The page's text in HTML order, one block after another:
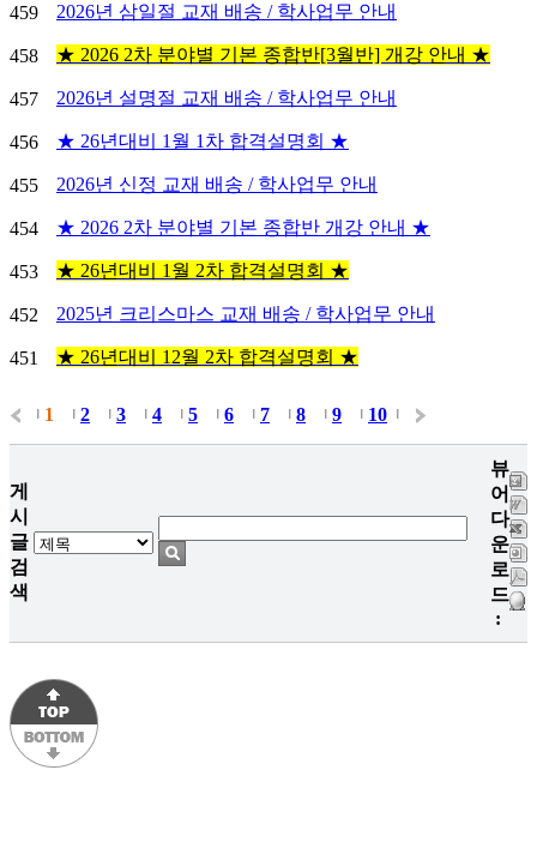
459 2026년 삼일절 교재 배송 / 학사업무 안내
458 ★ 2026 2차 분야별 기본 종합반[3월반] 개강 안내 ★
457 2026년 설명절 교재 배송 / 학사업무 안내
456 ★ 26년대비 1월 1차 합격설명회 ★
455 2026년 신정 교재 배송 / 학사업무 안내
454 ★ 2026 2차 분야별 기본 종합반 개강 안내 ★
453 ★ 26년대비 1월 2차 합격설명회 ★
452 2025년 크리스마스 교재 배송 / 학사업무 안내
451 ★ 26년대비 12월 2차 합격설명회 ★
1 2 3 4 5 6 7 8 9 10
게
시
글
검
색
뷰
어
다
운
로
드
: